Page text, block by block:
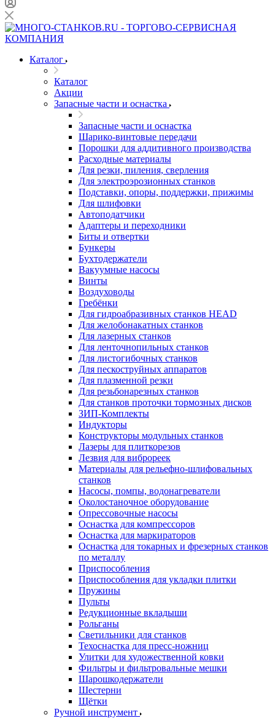
Каталог
Каталог
Акции
Запасные части и оснастка
Запасные части и оснастка
Шарико-винтовые передачи
Порошки для аддитивного производства
Расходные материалы
Для резки, пиления, сверления
Для электроэрозионных станков
Подставки, опоры, поддержки, прижимы
Для шлифовки
Автоподатчики
Адаптеры и переходники
Биты и отвертки
Бункеры
Бухтодержатели
Вакуумные насосы
Винты
Воздуховоды
Гребёнки
Для гидроабразивных станков HEAD
Для желобонакатных станков
Для лазерных станков
Для ленточнопильных станков
Для листогибочных станков
Для пескоструйных аппаратов
Для плазменной резки
Для резьбонарезных станков
Для станков проточки тормозных дисков
ЗИП-Комплекты
Индукторы
Конструкторы модульных станков
Лазеры для плиткорезов
Лезвия для виброреек
Материалы для рельефно-шлифовальных
станков
Насосы, помпы, водонагреватели
Околостаночное оборудование
Опрессовочные насосы
Оснастка для компрессоров
Оснастка для маркираторов
Оснастка для токарных и фрезерных станков
по металлу
Приспособления
Приспособления для укладки плитки
Пружины
Пульты
Редукционные вкладыши
Рольганы
Светильники для станков
Техоснастка для пресс-ножниц
Улитки для художественной ковки
Фильтры и фильтровальные мешки
Шарошкодержатели
Шестерни
Щётки
Ручной инструмент